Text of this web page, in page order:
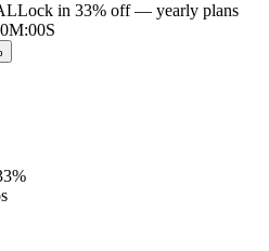
Lock in 33% off — yearly plans
M:00S